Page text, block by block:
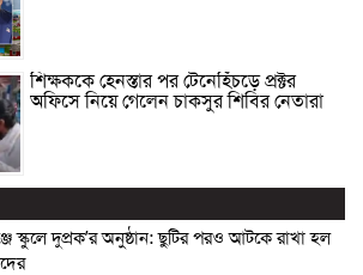
শিক্ষককে হেনস্তার পর টেনেহিঁচড়ে প্রক্টর
অফিসে নিয়ে গেলেন চাকসুর শিবির নেতারা
স্কুলে দুপ্রক’র অনুষ্ঠান: ছুটির পরও আটকে রাখা হল